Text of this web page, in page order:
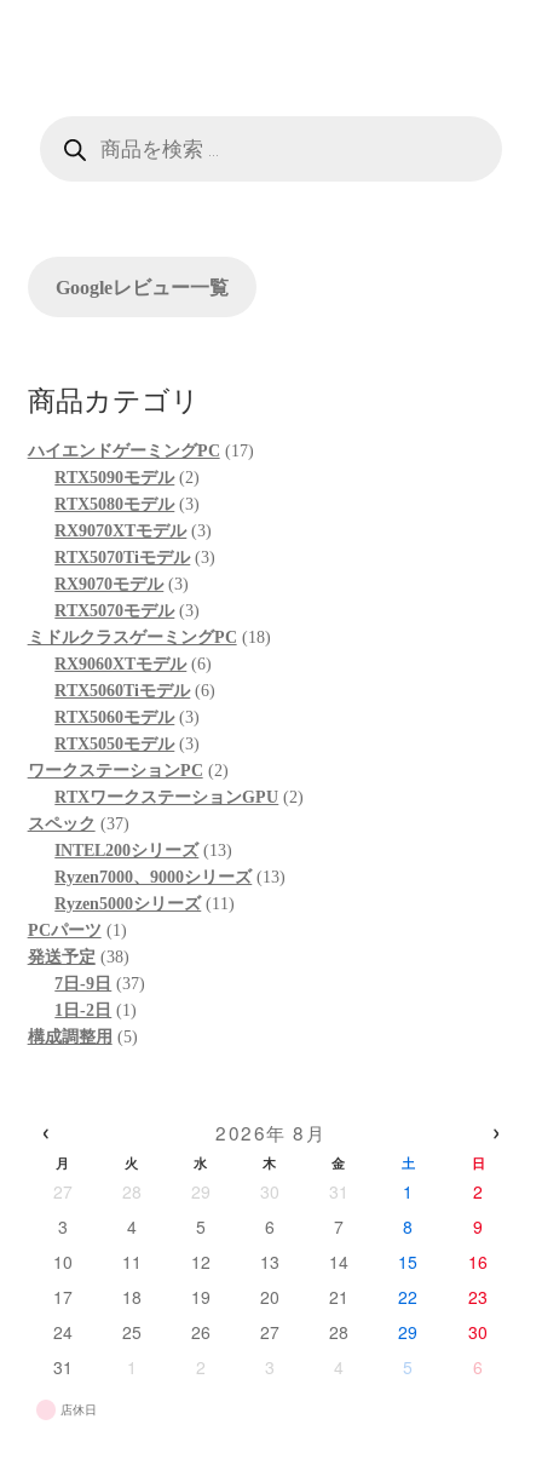
ー
ンGoogleレビュー一覧
商品カテゴリ
ハイエンドゲーミングPC 1717
RTX5090モデル 22
個
の
商
RTX5080モデル 33
個
の
品
RX9070XTモデル 33
個
品
RTX5070Tiモデル 33
商
品
RX9070モデル 33
個
の
商
品
RTX5070モデル 33
個
の
商
品
ミドルクラスゲーミングPC 1818
RX9060XTモデル 66
個
品
RTX5060Tiモデル 66
商
品
RTX5060モデル 33
個
の
商
RTX5050モデル 33
個
の
品
ワークステーションPC 22
個
商
品
RTXワークステーションGPU 22
スペック 3737
個
の
商
品
INTEL200シリーズ 1313
個
の
Ryzen7000、9000シリーズ 1313
Ryzen5000シリーズ 1111
PCパーツ 11
個
の
商
品
発送予定 3838
個
の
商
7日-9日 3737
1日-2日 11
個
構成調整用 55
‹ 2026年 8月 ›
月 火 水 木 金 土 日
27 28 29 30 31 1
2
3
4 5 6 7 8
9
10
11 12 13 14 15
16
17
18 19 20 21 22
23
24
25 26 27 28 29
30
31
1 2 3 4 5 6
店休日